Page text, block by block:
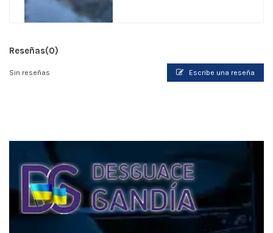
Reseñas(0)
Sin reseñas Escribe una reseña